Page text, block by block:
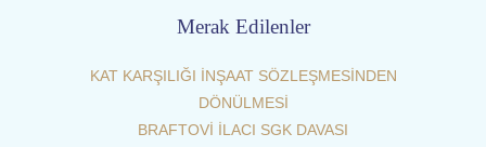
Merak Edilenler
KAT KARŞILIĞI İNŞAAT SÖZLEŞMESİNDEN
DÖNÜLMESİ
BRAFTOVİ İLACI SGK DAVASI